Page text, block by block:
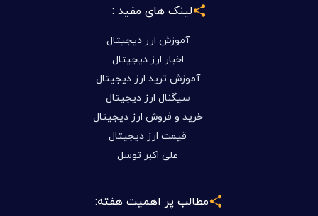
لینک های مفید :
آموزش ارز دیجیتال
اخبار ارز دیجیتال
آموزش ترید ارز دیجیتال
سیگنال ارز دیجیتال
خرید و فروش ارز دیجیتال
قیمت ارز دیجیتال
علی اکبر توسل
مطالب پر اهمیت هفته: